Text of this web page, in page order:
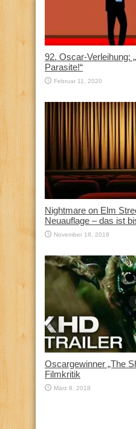
92. Oscar-Verleihung:
Parasite!“
Februar 11, 2020
Nightmare on Elm
Neuauflage – das ist
November 18, 2018
Oscargewinner „The
Filmkritik
März 8, 2018